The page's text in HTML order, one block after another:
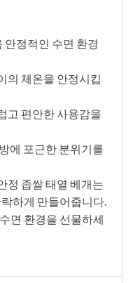
안정적인 수면 환경
의 체온을 안정시킵
고 편안한 사용감을
에 포근한 분위기를
정 좁쌀 태열 베개는
하게 만들어줍니다.
면 환경을 선물하세